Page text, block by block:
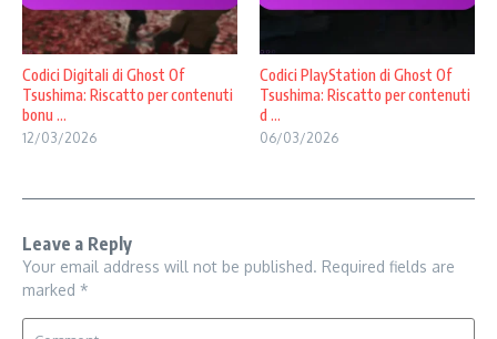
Codici Digitali di Ghost Of
Tsushima: Riscatto per contenuti
bonu ...
12/03/2026
Codici PlayStation di Ghost Of
Tsushima: Riscatto per contenuti
d ...
06/03/2026
Leave a Reply
Your email address will not be published. Required fields are
marked *